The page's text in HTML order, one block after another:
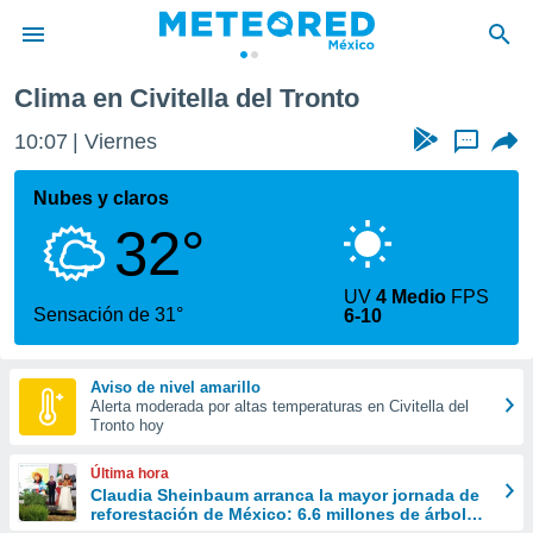
de
ha sido
calidad.
a este
las
y
forma
digital
basada
Clima en Civitella del Tronto
10:07 Viernes ...
Nubes y claros
32°
Sensación de 31°
UV4 Medio FPS
6-10
Aviso de nivel amarillo
Alerta moderada por altas temperaturas en Civitella del
Tronto hoy
Última hora
Claudia Sheinbaum arranca la mayor jornada de
reforestación de México: 6.6 millones de árboles